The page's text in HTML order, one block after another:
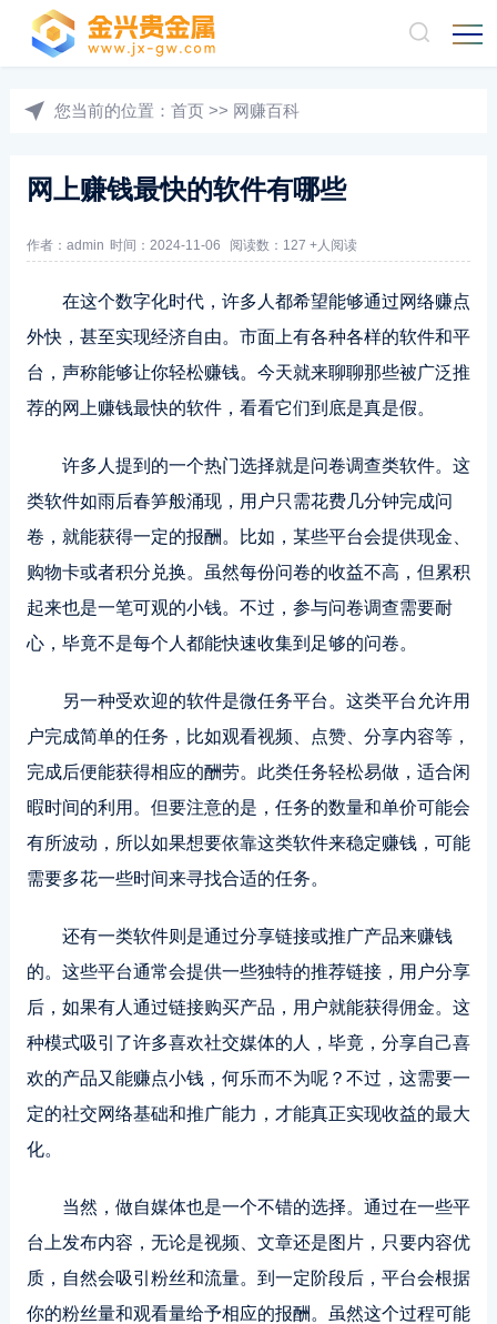
您当前的位置： 首页 >> 网赚百科
网上赚钱最快的软件有哪些
作者：admin 时间：2024-11-06 阅读数：127 +人阅读
在这个数字化时代，许多人都希望能够通过网络赚点
外快，甚至实现经济自由。市面上有各种各样的软件和平
台，声称能够让你轻松赚钱。今天就来聊聊那些被广泛推
荐的网上赚钱最快的软件，看看它们到底是真是假。
许多人提到的一个热门选择就是问卷调查类软件。这
类软件如雨后春笋般涌现，用户只需花费几分钟完成问
卷，就能获得一定的报酬。比如，某些平台会提供现金、
购物卡或者积分兑换。虽然每份问卷的收益不高，但累积
起来也是一笔可观的小钱。不过，参与问卷调查需要耐
心，毕竟不是每个人都能快速收集到足够的问卷。
另一种受欢迎的软件是微任务平台。这类平台允许用
户完成简单的任务，比如观看视频、点赞、分享内容等，
完成后便能获得相应的酬劳。此类任务轻松易做，适合闲
暇时间的利用。但要注意的是，任务的数量和单价可能会
有所波动，所以如果想要依靠这类软件来稳定赚钱，可能
需要多花一些时间来寻找合适的任务。
还有一类软件则是通过分享链接或推广产品来赚钱
的。这些平台通常会提供一些独特的推荐链接，用户分享
后，如果有人通过链接购买产品，用户就能获得佣金。这
种模式吸引了许多喜欢社交媒体的人，毕竟，分享自己喜
欢的产品又能赚点小钱，何乐而不为呢？不过，这需要一
定的社交网络基础和推广能力，才能真正实现收益的最大
化。
当然，做自媒体也是一个不错的选择。通过在一些平
台上发布内容，无论是视频、文章还是图片，只要内容优
质，自然会吸引粉丝和流量。到一定阶段后，平台会根据
你的粉丝量和观看量给予相应的报酬。虽然这个过程可能